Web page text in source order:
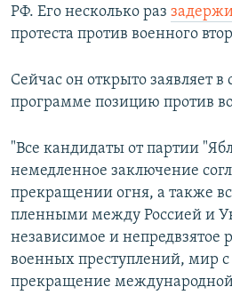
РФ. Его несколько раз
протеста против военного
Сейчас он открыто заявляет
программе позицию против
"Все кандидаты от партии
немедленное заключение
прекращении огня, а также
пленными между Россией и
независимое и непредвзятое
военных преступлений, мир с
прекращение